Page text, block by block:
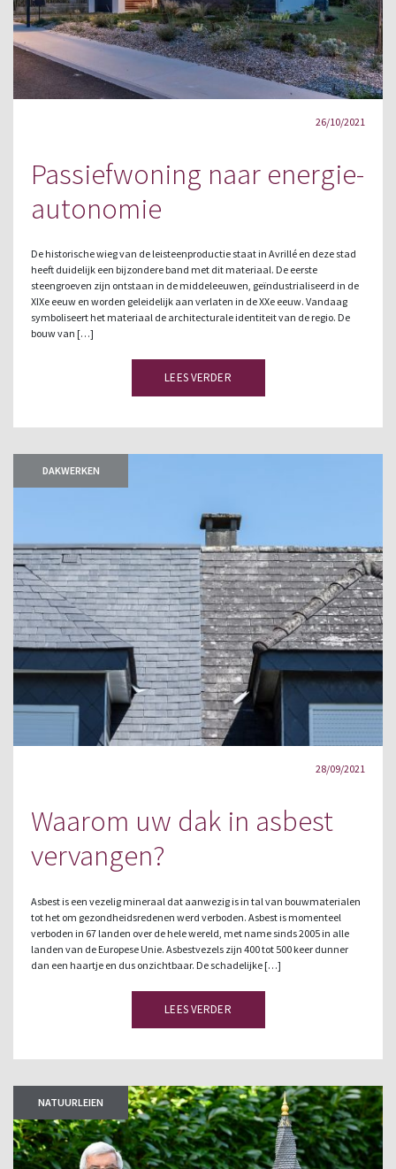
26/10/2021
Passiefwoning naar energie-
autonomie
De historische wieg van de leisteenproductie staat in Avrillé en deze stad
heeft duidelijk een bijzondere band met dit materiaal. De eerste
steengroeven zijn ontstaan in de middeleeuwen, geïndustrialiseerd in de
XIXe eeuw en worden geleidelijk aan verlaten in de XXe eeuw. Vandaag
symboliseert het materiaal de architecturale identiteit van de regio. De
bouw van […]
LEES VERDER
DAKWERKEN
28/09/2021
Waarom uw dak in asbest
vervangen?
Asbest is een vezelig mineraal dat aanwezig is in tal van bouwmaterialen
tot het om gezondheidsredenen werd verboden. Asbest is momenteel
verboden in 67 landen over de hele wereld, met name sinds 2005 in alle
landen van de Europese Unie. Asbestvezels zijn 400 tot 500 keer dunner
dan een haartje en dus onzichtbaar. De schadelijke […]
LEES VERDER
NATUURLEIEN